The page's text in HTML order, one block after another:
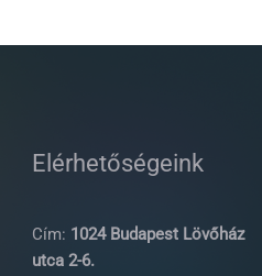
Elérhetőségeink
Cím: 1024 Budapest Lövőház
utca 2-6.